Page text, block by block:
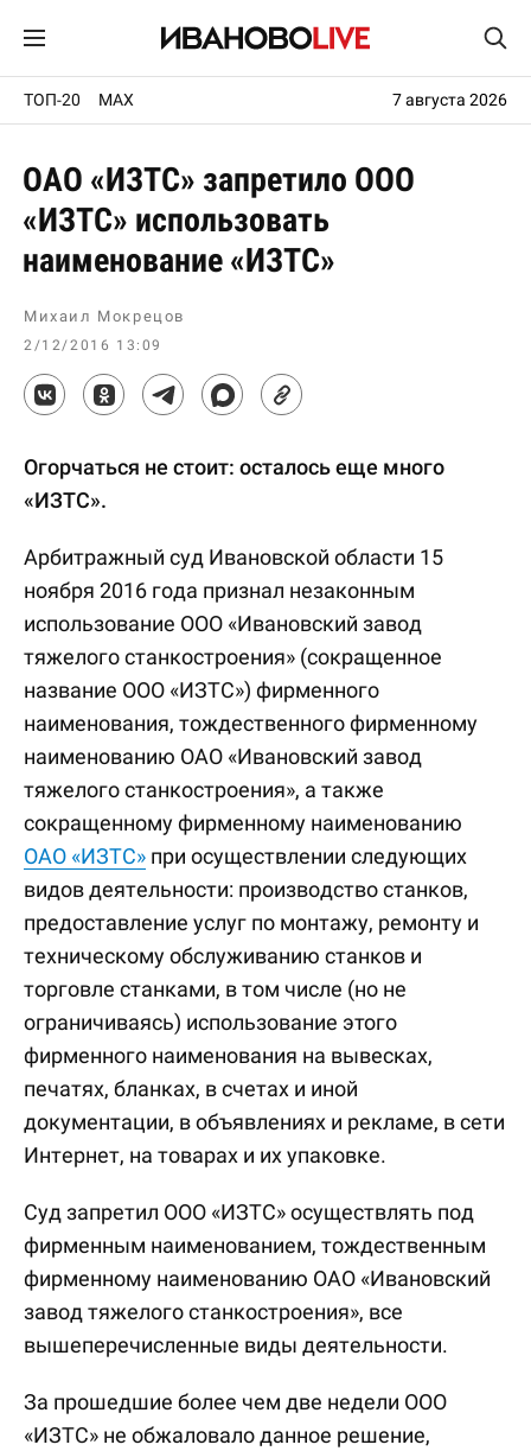
ТОП-20 MAX 7 августа 2026
ОАО «ИЗТС» запретило ООО
«ИЗТС» использовать
наименование «ИЗТС»
Михаил Мокрецов
2/12/2016 13:09
Огорчаться не стоит: осталось еще много
«ИЗТС».
Арбитражный суд Ивановской области 15
ноября 2016 года признал незаконным
использование ООО «Ивановский завод
тяжелого станкостроения» (сокращенное
название ООО «ИЗТС») фирменного
наименования, тождественного фирменному
наименованию ОАО «Ивановский завод
тяжелого станкостроения», а также
сокращенному фирменному наименованию
ОАО «ИЗТС» при осуществлении следующих
видов деятельности: производство станков,
предоставление услуг по монтажу, ремонту и
техническому обслуживанию станков и
торговле станками, в том числе (но не
ограничиваясь) использование этого
фирменного наименования на вывесках,
печатях, бланках, в счетах и иной
документации, в объявлениях и рекламе, в сети
Интернет, на товарах и их упаковке.
Суд запретил ООО «ИЗТС» осуществлять под
фирменным наименованием, тождественным
фирменному наименованию ОАО «Ивановский
завод тяжелого станкостроения», все
вышеперечисленные виды деятельности.
За прошедшие более чем две недели ООО
«ИЗТС» не обжаловало данное решение,